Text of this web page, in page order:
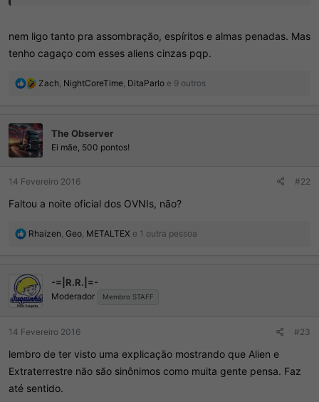
nem ligo tanto pra assombração, espíritos e almas penadas. Mas
tenho cagaço com esses aliens cinzas pqp.
R
õ
e
s
Zaϲh NightCoreTime DitaParlo e 9 outros
The Observer
Ei mãe, 500 pontos!
14 Fevereiro 2016 #22
Faltou a noite oficial dos OVNIs, não?
R
õ
e
s
Rhaizen Geo METALTEX e 1 outra pessoa
-=|R.R.|=-
Moderador Membro STAFF
14 Fevereiro 2016 #23
lembro de ter visto uma explicação mostrando que Alien e
Extraterrestre não são sinônimos como muita gente pensa. Faz
até sentido.